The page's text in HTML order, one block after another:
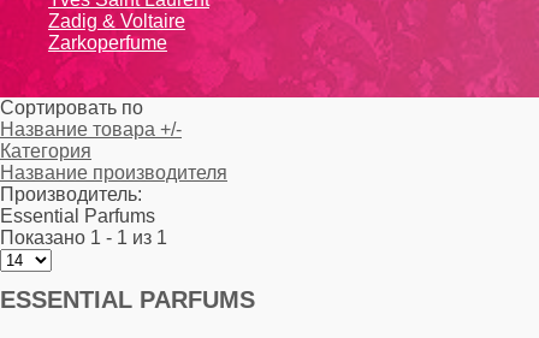
Zadig & Voltaire
Zarkoperfume
Сортировать по
Название товара +/-
Категория
Название производителя
Производитель:
Essential Parfums
Показано 1 - 1 из 1
ESSENTIAL PARFUMS